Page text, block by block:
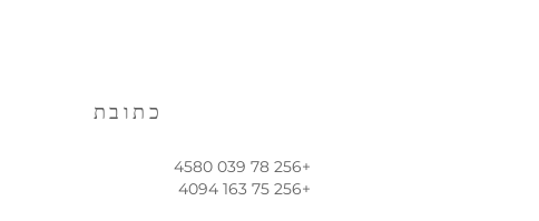
כתובת
+256 78 039 4580
+256 75 163 4094